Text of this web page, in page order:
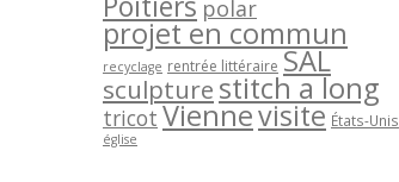
polar
projet en commun
recyclage rentrée littéraire SAL
sculpture stitch a long
tricot Viennevisite États-Unis
église